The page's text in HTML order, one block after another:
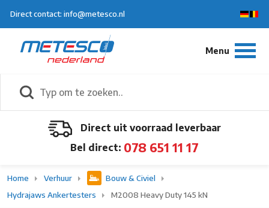
Direct contact: info@metesco.nl
Direct uit voorraad leverbaar
Bel direct: 078 651 11 17
Home Verhuur
Bouw & Civiel
Hydrajaws Ankertesters
M2008 Heavy Duty 145 kN